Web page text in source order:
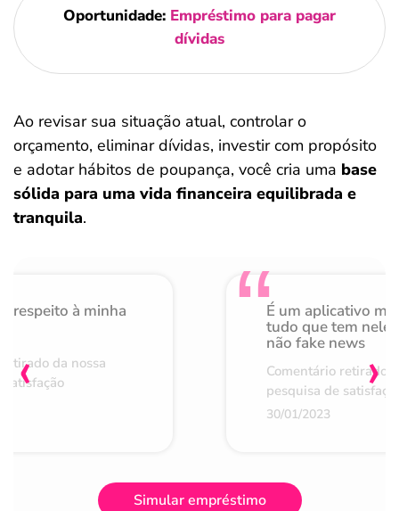
Oportunidade: Empréstimo para pagar
dívidas
Ao revisar sua situação atual, controlar o
orçamento, eliminar dívidas, investir com propósito
e adotar hábitos de poupança, você cria uma base
sólida para uma vida financeira equilibrada e
tranquila.
respeito à minha
da nossa
É um aplicativo
tudo que tem nele
não fake news
Comentário retirado
pesquisa de
30/01/2023
‹ ›
Simular empréstimo